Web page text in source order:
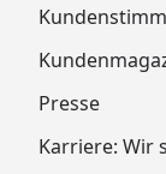
Presse
Karriere: Wir